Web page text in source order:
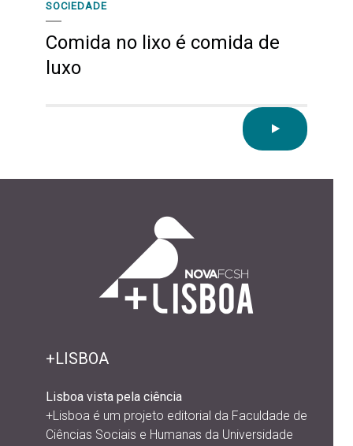
SOCIEDADE
Comida no lixo é comida de
luxo
+LISBOA
Lisboa vista pela ciência
+Lisboa é um projeto editorial da Faculdade de
Ciências Sociais e Humanas da Universidade